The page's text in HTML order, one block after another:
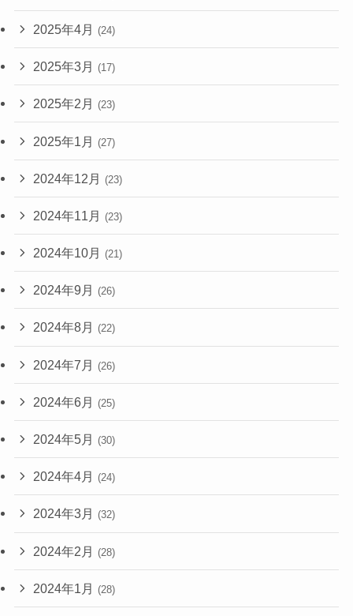
2025年4月 (24)
2025年3月 (17)
2025年2月 (23)
2025年1月 (27)
2024年12月 (23)
2024年11月 (23)
2024年10月 (21)
2024年9月 (26)
2024年8月 (22)
2024年7月 (26)
2024年6月 (25)
2024年5月 (30)
2024年4月 (24)
2024年3月 (32)
2024年2月 (28)
2024年1月 (28)